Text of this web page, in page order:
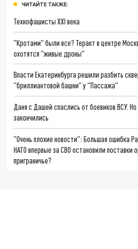
ЧИТАЙТЕ ТАКЖЕ:
Технофашисты XXI века
"Кротами" были все? Теракт в центре
охотятся "живые дроны"
Власти Екатеринбурга решили разбить
"бриллиантовой башни" у "Пассажа"
Даня с Дашей спаслись от боевиков ВСУ.
закончились
"Очень плохие новости": Большая ошибка
НАТО впервые за СВО остановили поставки
приграничье?